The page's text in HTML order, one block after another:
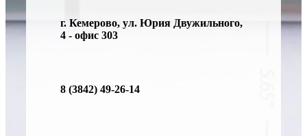
г. Кемерово, ул. Юрия Двужильного,
4 - офис 303
8 (3842) 49-26-14